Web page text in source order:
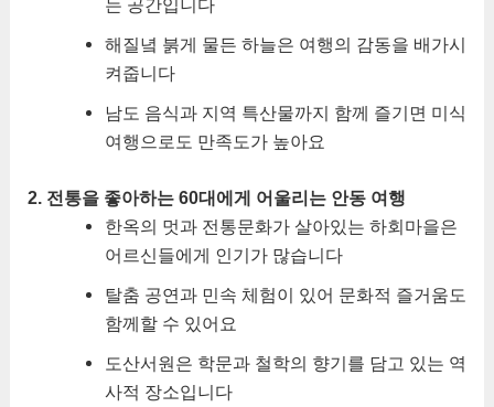
는 공간입니다
해질녘 붉게 물든 하늘은 여행의 감동을 배가시
켜줍니다
남도 음식과 지역 특산물까지 함께 즐기면 미식
여행으로도 만족도가 높아요
2. 전통을 좋아하는 60대에게 어울리는 안동 여행
한옥의 멋과 전통문화가 살아있는 하회마을은
어르신들에게 인기가 많습니다
탈춤 공연과 민속 체험이 있어 문화적 즐거움도
함께할 수 있어요
도산서원은 학문과 철학의 향기를 담고 있는 역
사적 장소입니다